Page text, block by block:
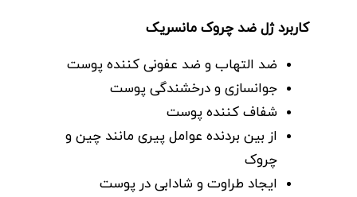
کاربرد ژل ضد چروک مانسریک
ضد التهاب و ضد عفونی کننده پوست
جوانسازی و درخشندگی پوست
شفاف کننده پوست
از بین بردنده عوامل پیری مانند چین و
چروک
ایجاد طراوت و شادابی در پوست